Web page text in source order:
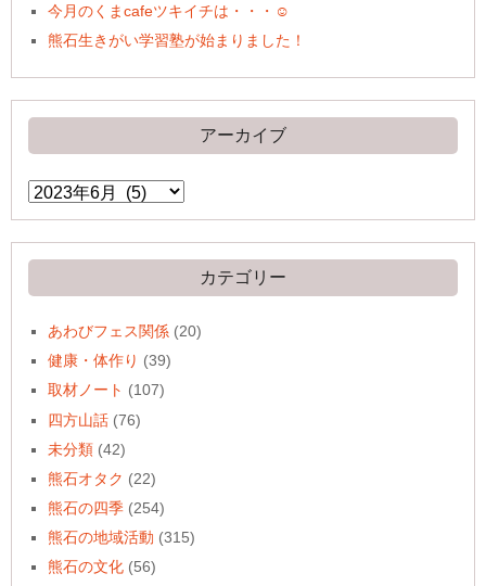
今月のくまcafeツキイチは・・・☺
熊石生きがい学習塾が始まりました！
アーカイブ
ア
ー
イ
ブ
カテゴリー
あわびフェス関係 (20)
健康・体作り (39)
取材ノート (107)
四方山話 (76)
未分類 (42)
熊石オタク (22)
熊石の四季 (254)
熊石の地域活動 (315)
熊石の文化 (56)